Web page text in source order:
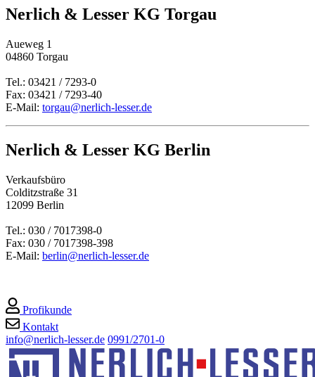
Nerlich & Lesser KG Torgau
Aueweg 1
04860 Torgau
Tel.: 03421 / 7293-0
Fax: 03421 / 7293-40
E-Mail: torgau@nerlich-lesser.de
Nerlich & Lesser KG Berlin
Verkaufsbüro
Colditzstraße 31
12099 Berlin
Tel.: 030 / 7017398-0
Fax: 030 / 7017398-398
E-Mail: berlin@nerlich-lesser.de
Profikunde
Kontakt
info@nerlich-lesser.de 0991/2701-0